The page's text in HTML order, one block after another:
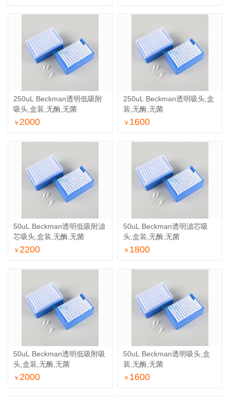
250uL Beckman透明低吸附
吸头,盒装,无酶,无菌
￥ 2000
250uL Beckman透明吸头,盒
装,无酶,无菌
￥ 1600
50uL Beckman透明低吸附滤
芯吸头,盒装,无酶,无菌
￥ 2200
50uL Beckman透明滤芯吸
头,盒装,无酶,无菌
￥ 1800
50uL Beckman透明低吸附吸
头,盒装,无酶,无菌
￥ 2000
50uL Beckman透明吸头,盒
装,无酶,无菌
￥ 1600